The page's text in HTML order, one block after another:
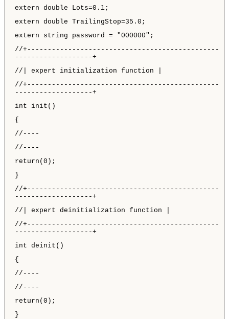
extern double Lots=0.1;
extern double TrailingStop=35.0;
extern string password = "000000";
//+-----------------------------------------------
-------------------+
//| expert initialization function |
//+-----------------------------------------------
-------------------+
int init()
{
//----
//----
return(0);
}
//+-----------------------------------------------
-------------------+
//| expert deinitialization function |
//+-----------------------------------------------
-------------------+
int deinit()
{
//----
//----
return(0);
}